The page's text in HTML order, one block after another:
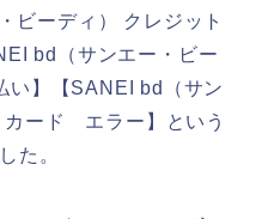
ビーディ） クレジット
bd（サンエー・ビー
い】【SANEI bd（サン
カード エラー】という
た。